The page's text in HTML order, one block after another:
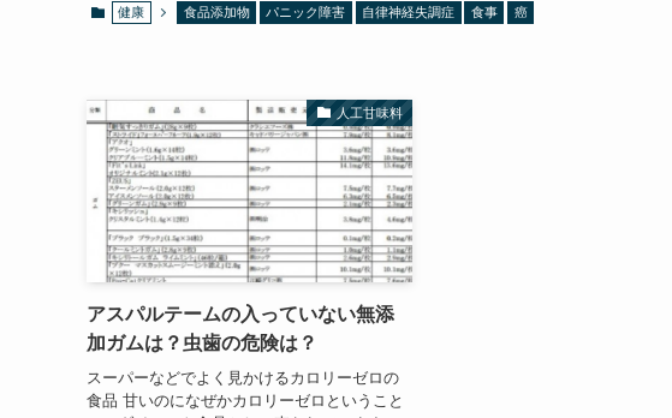
健康 食品添加物 パニック障害 自律神経失調症 食事 癌
人工甘味料
アスパルテームの入っていない無添
加ガムは？虫歯の危険は？
スーパーなどでよく見かけるカロリーゼロの
食品 甘いのになぜかカロリーゼロということ